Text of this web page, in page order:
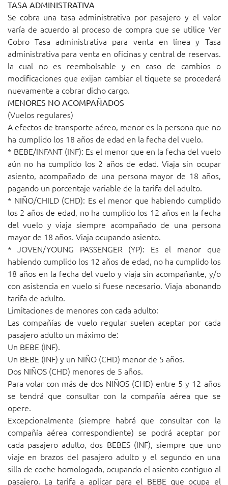
TASA ADMINISTRATIVA
Se cobra una tasa administrativa por pasajero y el valor
varía de acuerdo al proceso de compra que se utilice Ver
Cobro Tasa administrativa para venta en línea y Tasa
administrativa para venta en oficinas y central de reservas.
la cual no es reembolsable y en caso de cambios o
modificaciones que exijan cambiar el tiquete se procederá
nuevamente a cobrar dicho cargo.
MENORES NO ACOMPAÑADOS
(Vuelos regulares)
A efectos de transporte aéreo, menor es la persona que no
ha cumplido los 18 años de edad en la fecha del vuelo.
* BEBE/INFANT (INF): Es el menor que en la fecha del vuelo
aún no ha cumplido los 2 años de edad. Viaja sin ocupar
asiento, acompañado de una persona mayor de 18 años,
pagando un porcentaje variable de la tarifa del adulto.
* NIÑO/CHILD (CHD): Es el menor que habiendo cumplido
los 2 años de edad, no ha cumplido los 12 años en la fecha
del vuelo y viaja siempre acompañado de una persona
mayor de 18 años. Viaja ocupando asiento.
* JOVEN/YOUNG PASSENGER (YP): Es el menor que
habiendo cumplido los 12 años de edad, no ha cumplido los
18 años en la fecha del vuelo y viaja sin acompañante, y/o
con asistencia en vuelo si fuese necesario. Viaja abonando
tarifa de adulto.
Limitaciones de menores con cada adulto:
Las compañías de vuelo regular suelen aceptar por cada
pasajero adulto un máximo de:
Un BEBE (INF).
Un BEBE (INF) y un NIÑO (CHD) menor de 5 años.
Dos NIÑOS (CHD) menores de 5 años.
Para volar con más de dos NIÑOS (CHD) entre 5 y 12 años
se tendrá que consultar con la compañía aérea que se
opere.
Excepcionalmente (siempre habrá que consultar con la
compañía aérea correspondiente) se podrá aceptar por
cada pasajero adulto, dos BEBES (INF), siempre que uno
viaje en brazos del pasajero adulto y el segundo en una
silla de coche homologada, ocupando el asiento contiguo al
pasajero. La tarifa a aplicar para el BEBE que ocupa el